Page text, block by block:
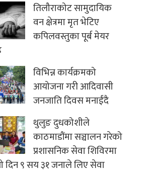
तिलौराकोट सामुदायिक
वन क्षेत्रमा मृत भेटिए
कपिलवस्तुका पूर्ब मेयर
विभिन्न कार्यक्रमको
आयोजना गरी आदिवासी
जनजाति दिवस मनाईंदै
थुलुङ दुधकोशीले
काठमाडौंमा सञ्चालन गरेको
प्रशासनिक सेवा शिविरमा
दिन ९ सय ३१ जनाले लिए सेवा